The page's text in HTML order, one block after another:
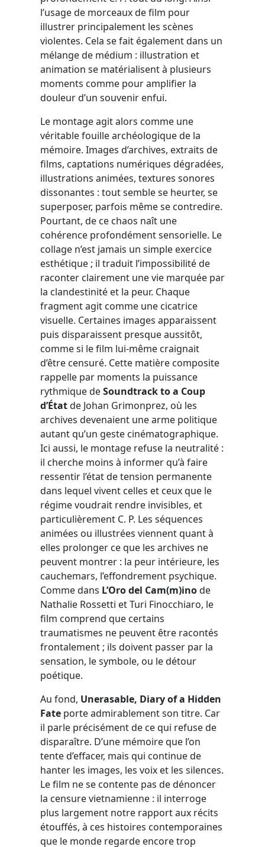
l’usage de morceaux de film pour
illustrer principalement les scènes
violentes. Cela se fait également dans un
mélange de médium : illustration et
animation se matérialisent à plusieurs
moments comme pour amplifier la
douleur d’un souvenir enfui.
Le montage agit alors comme une
véritable fouille archéologique de la
mémoire. Images d’archives, extraits de
films, captations numériques dégradées,
illustrations animées, textures sonores
dissonantes : tout semble se heurter, se
superposer, parfois même se contredire.
Pourtant, de ce chaos naît une
cohérence profondément sensorielle. Le
collage n’est jamais un simple exercice
esthétique ; il traduit l’impossibilité de
raconter clairement une vie marquée par
la clandestinité et la peur. Chaque
fragment agit comme une cicatrice
visuelle. Certaines images apparaissent
puis disparaissent presque aussitôt,
comme si le film lui-même craignait
d’être censuré. Cette matière composite
rappelle par moments la puissance
rythmique deSoundtrack to a Coup
d’Étatde Johan Grimonprez, où les
archives devenaient une arme politique
autant qu’un geste cinématographique.
Ici aussi, le montage refuse la neutralité :
il cherche moins à informer qu’à faire
ressentir l’état de tension permanente
dans lequel vivent celles et ceux que le
régime voudrait rendre invisibles, et
particulièrement C. P. Les séquences
animées ou illustrées viennent quant à
elles prolonger ce que les archives ne
peuvent montrer : la peur intérieure, les
cauchemars, l’effondrement psychique.
Comme dans L’Oro del Cam(m)inode
Nathalie Rossetti et Turi Finocchiaro, le
film comprend que certains
traumatismes ne peuvent être racontés
frontalement ; ils doivent passer par la
sensation, le symbole, ou le détour
poétique.
Au fond, Unerasable, Diary of a Hidden
Fate porte admirablement son titre. Car
il parle précisément de ce qui refuse de
disparaître. D’une mémoire que l’on
tente d’effacer, mais qui continue de
hanter les images, les voix et les silences.
Le film ne se contente pas de dénoncer
la censure vietnamienne : il interroge
plus largement notre rapport aux récits
étouffés, à ces histoires contemporaines
que le monde regarde encore trop